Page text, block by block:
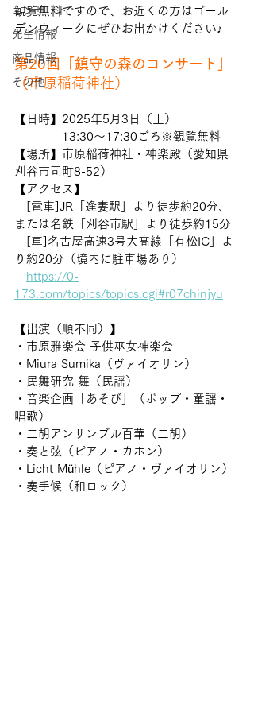
コンサート
先生情報
商品情報
その他
観覧無料ですので、お近くの方はゴール
デンウィークにぜひお出かけください♪
第20回「鎮守の森のコンサート」
（市原稲荷神社）
【日時】2025年5月3日（土）
13:30〜17:30ごろ※観覧無料
【場所】市原稲荷神社・神楽殿（愛知県
刈谷市司町8-52）
【アクセス】
[電車]JR「逢妻駅」より徒歩約20分、
または名鉄「刈谷市駅」より徒歩約15分
[車]名古屋高速3号大高線「有松IC」よ
り約20分（境内に駐車場あり）
https://0-
173.com/topics/topics.cgi#r07chinjyu
【出演（順不同）】
・市原雅楽会 子供巫女神楽会
・Miura Sumika（ヴァイオリン）
・民舞研究 舞（民謡）
・音楽企画「あそび」（ポップ・童謡・
唱歌）
・二胡アンサンブル百華（二胡）
・奏と弦（ピアノ・カホン）
・Licht Mühle（ピアノ・ヴァイオリン）
・奏手候（和ロック）